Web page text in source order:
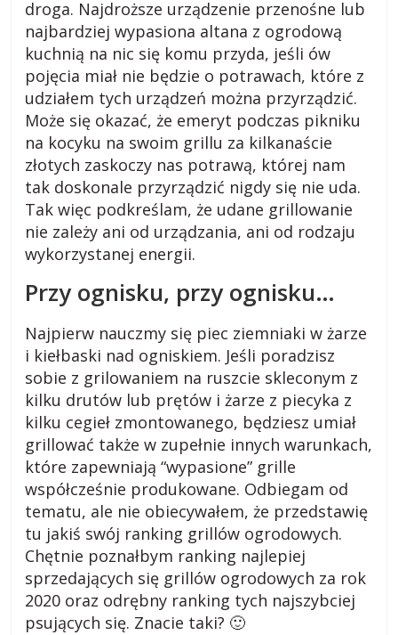
droga. Najdroższe urządzenie przenośne lub
najbardziej wypasiona altana z ogrodową
kuchnią na nic się komu przyda, jeśli ów
pojęcia miał nie będzie o potrawach, które z
udziałem tych urządzeń można przyrządzić.
Może się okazać, że emeryt podczas pikniku
na kocyku na swoim grillu za kilkanaście
złotych zaskoczy nas potrawą, której nam
tak doskonale przyrządzić nigdy się nie uda.
Tak więc podkreślam, że udane grillowanie
nie zależy ani od urządzania, ani od rodzaju
wykorzystanej energii.
Przy ognisku, przy ognisku…
Najpierw nauczmy się piec ziemniaki w żarze
i kiełbaski nad ogniskiem. Jeśli poradzisz
sobie z grilowaniem na ruszcie skleconym z
kilku drutów lub prętów i żarze z piecyka z
kilku cegieł zmontowanego, będziesz umiał
grillować także w zupełnie innych warunkach,
które zapewniają “wypasione” grille
współcześnie produkowane. Odbiegam od
tematu, ale nie obiecywałem, że przedstawię
tu jakiś swój ranking grillów ogrodowych.
Chętnie poznałbym ranking najlepiej
sprzedających się grillów ogrodowych za rok
2020 oraz odrębny ranking tych najszybciej
psujących się. Znacie taki? 🙂